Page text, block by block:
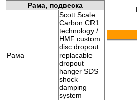
Рама, подвеска
Рама
Scott Scale
Carbon CR1
technology /
HMF custom
disc dropout
replacable
dropout
hanger SDS
shock
damping
system